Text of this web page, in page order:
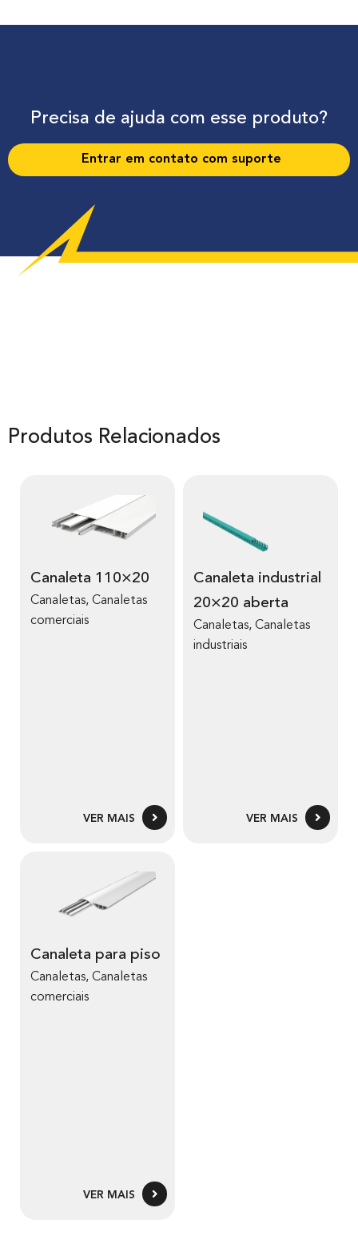
Precisa de ajuda com esse produto?
Entrar em contato com suporte
Produtos Relacionados
Canaleta 110×20
Canaletas, Canaletas
comerciais
VER MAIS
Canaleta industrial
20×20 aberta
Canaletas, Canaletas
industriais
VER MAIS
Canaleta para piso
Canaletas, Canaletas
comerciais
VER MAIS